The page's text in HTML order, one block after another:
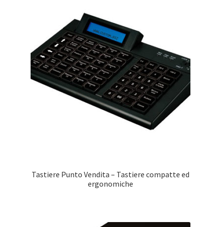
Tastiere Punto Vendita – Tastiere compatte ed
ergonomiche